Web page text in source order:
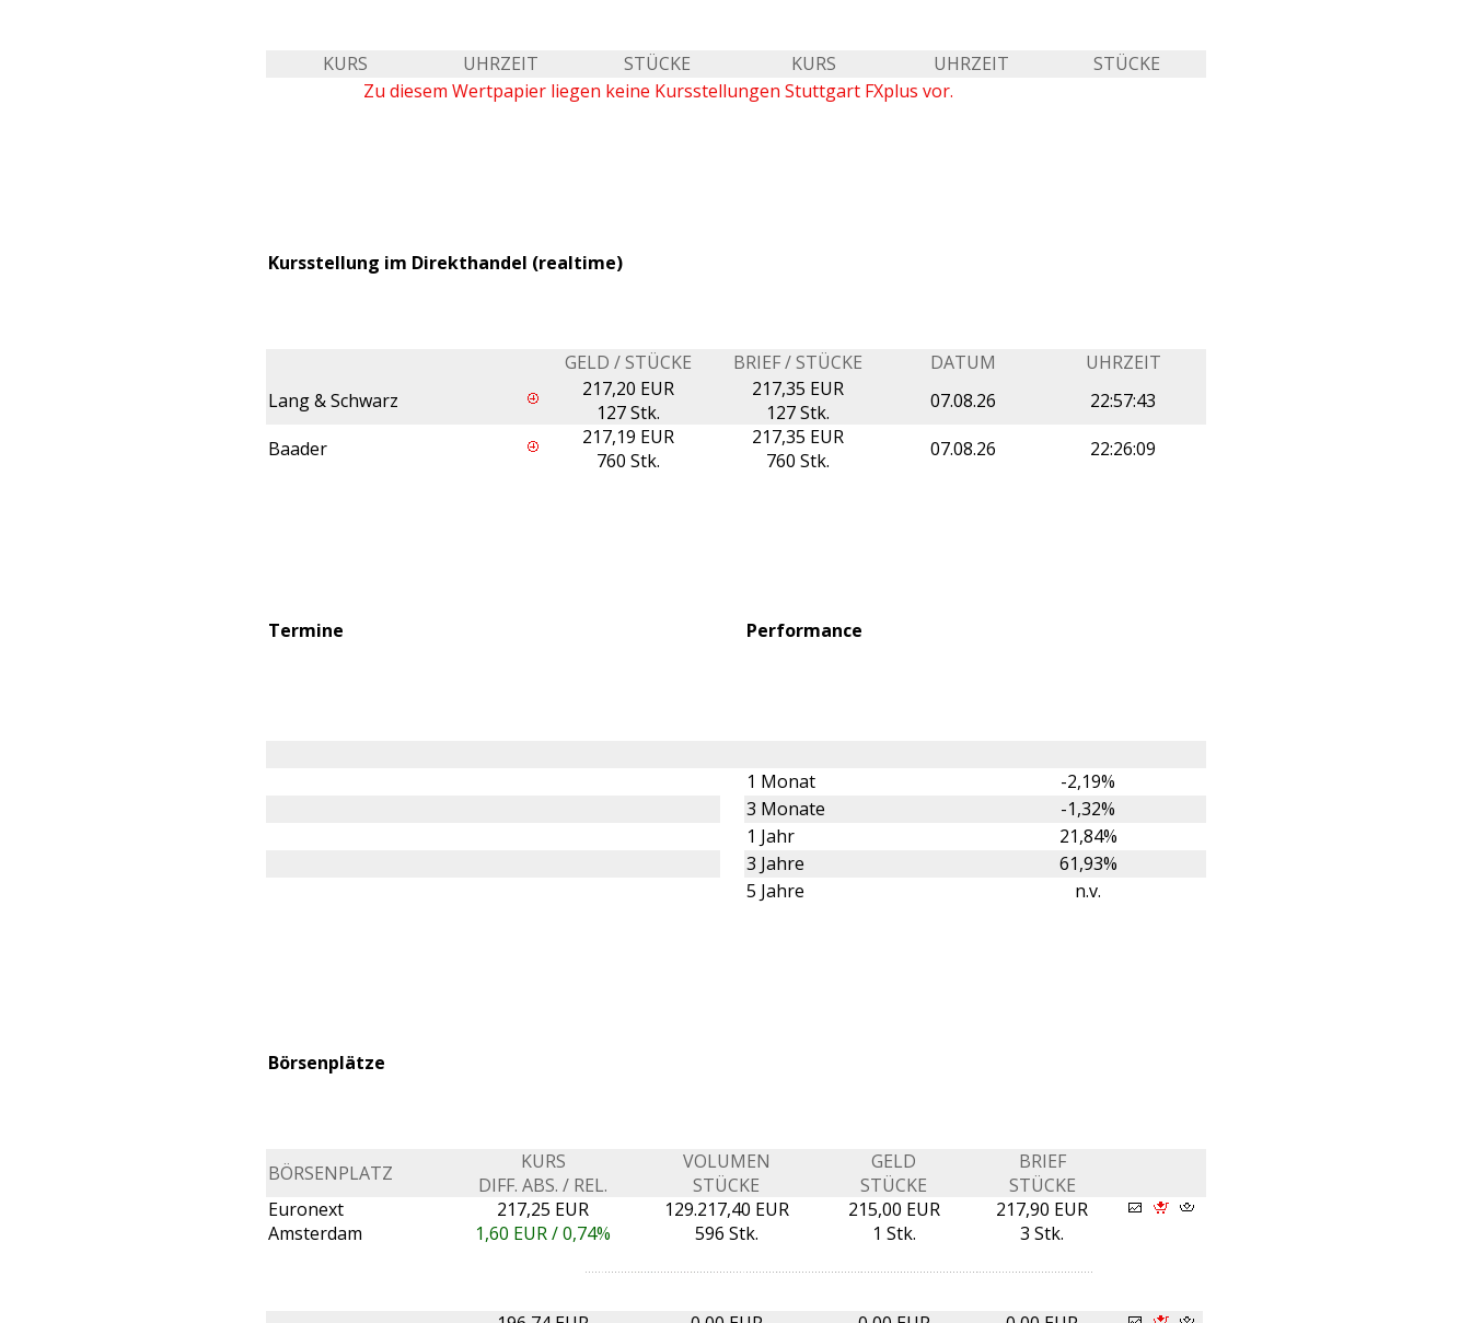
KURS UHRZEIT STÜCKE KURS UHRZEIT
STÜCKE
Zu diesem Wertpapier liegen keine Kursstellungen Stuttgart FXplus vor.
Kursstellung im Direkthandel (realtime)
GELD / STÜCKE BRIEF / STÜCKE DATUM
UHRZEIT
Lang & Schwarz
217,20 EUR
127 Stk.
217,35 EUR
127 Stk.
07.08.26
22:57:43
Baader
217,19 EUR
760 Stk.
217,35 EUR
760 Stk.
07.08.26 22:26:09
Termine Performance
1 Monat
-2,19%
3 Monate
-1,32%
1 Jahr
21,84%
3 Jahre
61,93%
5 Jahre
n.v.
Börsenplätze
BÖRSENPLATZ
KURS
DIFF. ABS. / REL.
VOLUMEN
STÜCKE
GELD
STÜCKE
BRIEF
STÜCKE
Euronext
Amsterdam
217,25 EUR
1,60 EUR /0,74%
129.217,40 EUR
596 Stk.
215,00 EUR
1 Stk.
217,90 EUR
3 Stk.